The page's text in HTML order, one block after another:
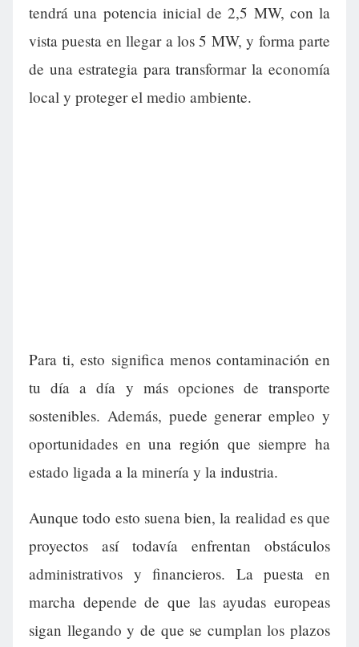
tendrá una potencia inicial de 2,5 MW, con la
vista puesta en llegar a los 5 MW, y forma parte
de una estrategia para transformar la economía
local y proteger el medio ambiente.
Para ti, esto significa menos contaminación en
tu día a día y más opciones de transporte
sostenibles. Además, puede generar empleo y
oportunidades en una región que siempre ha
estado ligada a la minería y la industria.
Aunque todo esto suena bien, la realidad es que
proyectos así todavía enfrentan obstáculos
administrativos y financieros. La puesta en
marcha depende de que las ayudas europeas
sigan llegando y de que se cumplan los plazos